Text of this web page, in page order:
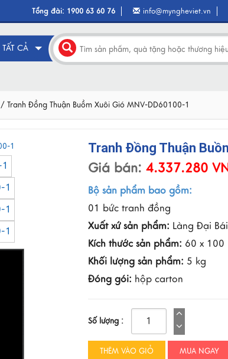
Tổng đài: 1900 63 60 76 info@myngheviet.vn
TẤT CẢ
/ Tranh Đồng Thuận Buồm Xuôi Gió MNV-DD60100-1
Tranh Đồng Thuận
Giá bán: 4.337.280
Bộ sản phẩm bao gồm:
01 bức tranh đồng
Xuất xứ sản phẩm: Làng Đại
Kích thước sản phẩm: 60 x 100
Khối lượng sản phẩm: 5 kg
Đóng gói: hộp carton
Số lượng :
THÊM VÀO GIỎ MUA NGAY